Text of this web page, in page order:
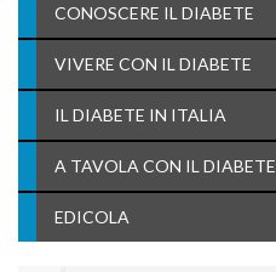
CONOSCERE IL DIABETE
VIVERE CON IL DIABETE
IL DIABETE IN ITALIA
A TAVOLA CON IL DIABETE
EDICOLA